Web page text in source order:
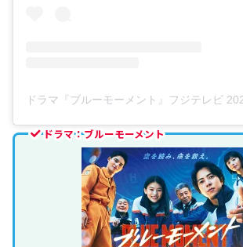
ドラマ：ブルーモーメント